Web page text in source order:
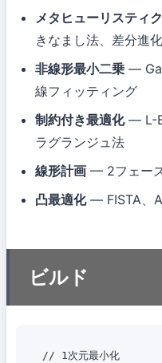
メタヒューリスティ
きなまし法、差分進
非線形最小二乗 —
線フィッティング
制約付き最適化— L-
ラグランジュ法
線形計画 — 2フェー
凸最適化— FISTA、
ビルド
// 1次元最小化